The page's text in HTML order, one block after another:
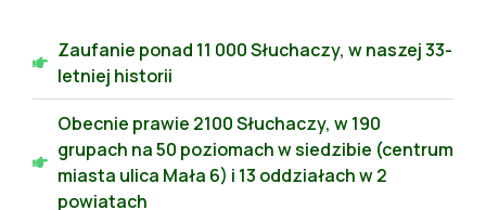
Zaufanie ponad 11 000 Słuchaczy, w naszej 33-
letniej historii
Obecnie prawie 2100 Słuchaczy, w 190
grupach na 50 poziomach w siedzibie (centrum
miasta ulica Mała 6) i 13 oddziałach w 2
powiatach